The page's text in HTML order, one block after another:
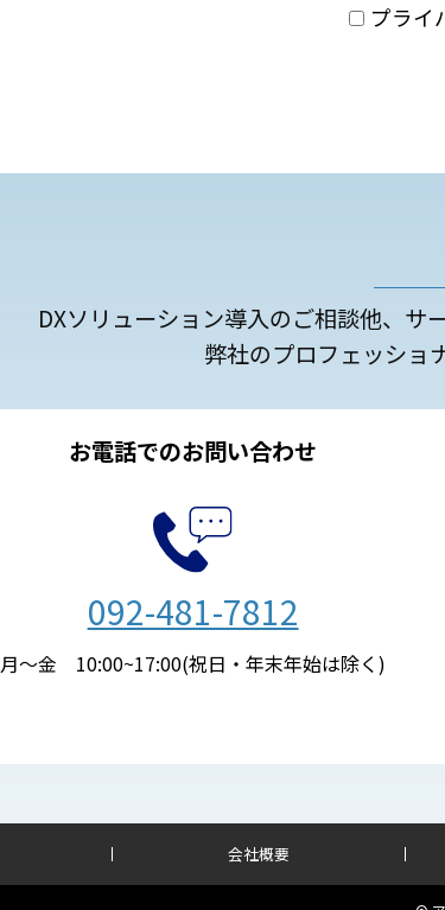
プライ
DXソリューション導入のご相談他、サ
弊社のプロフェッショ
お電話でのお問い合わせ
092-481-7812
月～金 10:00~17:00(祝日・年末年始は除く)
会社概要